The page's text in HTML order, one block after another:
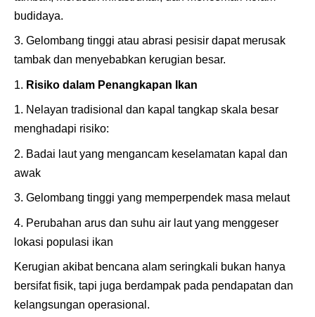
budidaya.
Gelombang tinggi atau abrasi pesisir dapat merusak
tambak dan menyebabkan kerugian besar.
Risiko dalam Penangkapan Ikan
Nelayan tradisional dan kapal tangkap skala besar
menghadapi risiko:
Badai laut yang mengancam keselamatan kapal dan
awak
Gelombang tinggi yang memperpendek masa melaut
Perubahan arus dan suhu air laut yang menggeser
lokasi populasi ikan
Kerugian akibat bencana alam seringkali bukan hanya
bersifat fisik, tapi juga berdampak pada pendapatan dan
kelangsungan operasional.